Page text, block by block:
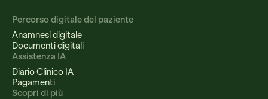
Percorso digitale del paziente
Anamnesi digitale
Documenti digitali
Assistenza IA
Diario Clinico IA
Pagamenti
Scopri di più